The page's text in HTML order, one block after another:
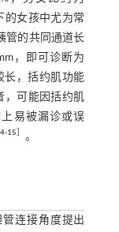
的女孩中尤为常
管的共同通道长
，即可诊断为
长，括约肌功能
，可能因括约肌
易被漏诊或误
-15］ 。
管连接角度提出